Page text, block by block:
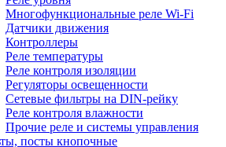
Многофункциональные реле Wi-Fi
Датчики движения
Контроллеры
Реле температуры
Реле контроля изоляции
Регуляторы освещенности
Сетевые фильтры на DIN-рейку
Реле контроля влажности
Прочие реле и системы управления
посты кнопочные